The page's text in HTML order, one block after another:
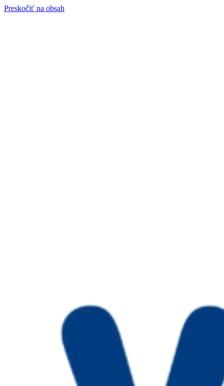
Preskočiť na obsah